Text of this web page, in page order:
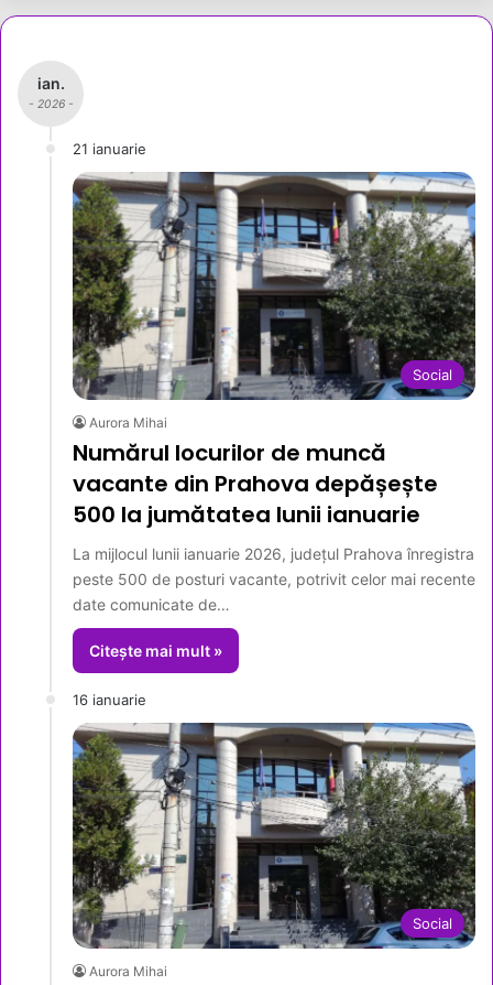
ian.
- 2026 -
21 ianuarie
Social
Aurora Mihai
Numărul locurilor de muncă
vacante din Prahova depășește
500 la jumătatea lunii ianuarie
La mijlocul lunii ianuarie 2026, județul Prahova înregistra
peste 500 de posturi vacante, potrivit celor mai recente
date comunicate de…
Citește mai mult »
16 ianuarie
Social
Aurora Mihai